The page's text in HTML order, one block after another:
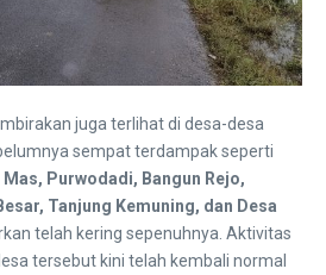
juga terlihat di desa-desa
sempat terdampak seperti
Mas, Purwodadi, Bangun Rejo,
Tanjung Kemuning, dan Desa
telah kering sepenuhnya. Aktivitas
tersebut kini telah kembali normal